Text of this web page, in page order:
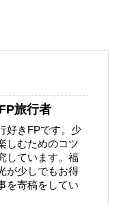
旅行者
好きFPです。少
しむためのコツ
しています。福
が少しでもお得
を寄稿をしてい